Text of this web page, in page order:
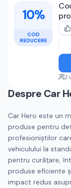
10%
COD
REDUCERE
1
Despre Car
Car Hero este un
produse pentru
profesioniștilor
vehiculului la
pentru curățare,
produse eficiente
impact redus